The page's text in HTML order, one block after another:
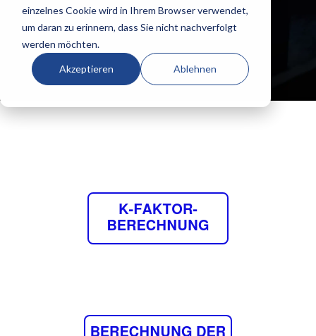
einzelnes Cookie wird in Ihrem Browser verwendet,
um daran zu erinnern, dass Sie nicht nachverfolgt
werden möchten.
Akzeptieren Ablehnen